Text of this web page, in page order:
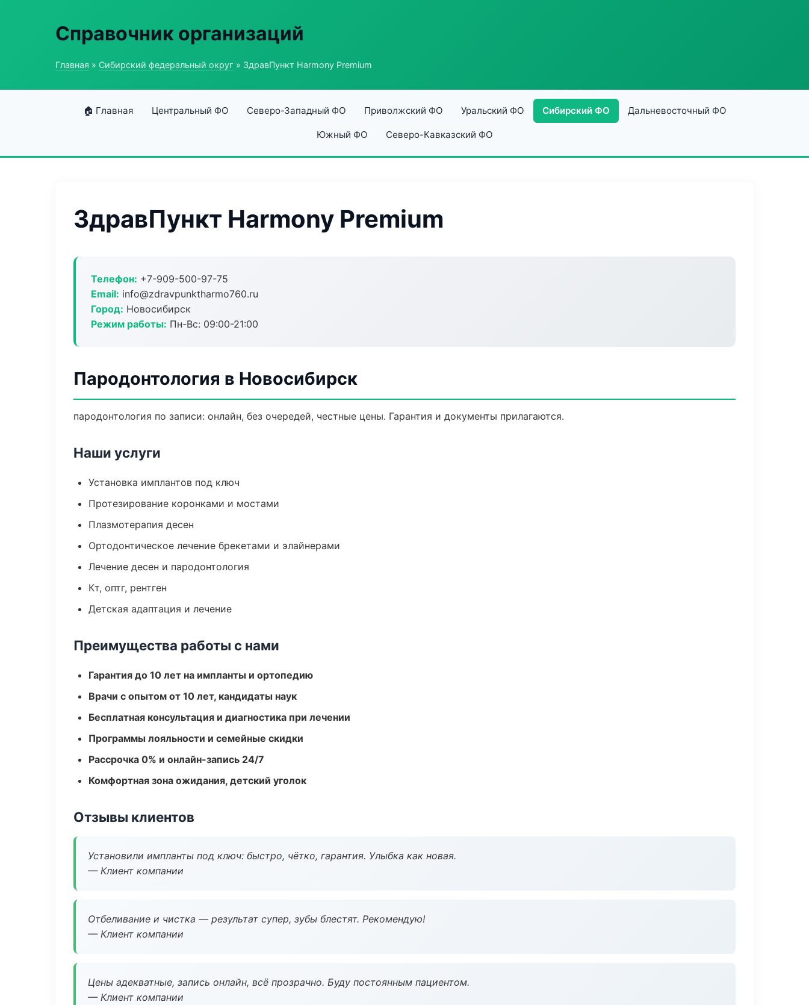
Справочник организаций
Главная » Сибирский федеральный округ » ЗдравПункт Harmony Premium
🏠 Главная Центральный ФО Северо-Западный ФО Приволжский ФО Уральский ФО Сибирский ФО Дальневосточный ФО
Южный ФО Северо-Кавказский ФО
ЗдравПункт Harmony Premium
Телефон: +7-909-500-97-75
Email: info@zdravpunktharmo760.ru
Город: Новосибирск
Режим работы: Пн-Вс: 09:00-21:00
Пародонтология в Новосибирск
пародонтология по записи: онлайн, без очередей, честные цены. Гарантия и документы прилагаются.
Наши услуги
Установка имплантов под ключ
Протезирование коронками и мостами
Плазмотерапия десен
Ортодонтическое лечение брекетами и элайнерами
Лечение десен и пародонтология
Кт, оптг, рентген
Детская адаптация и лечение
Преимущества работы с нами
Гарантия до 10 лет на импланты и ортопедию
Врачи с опытом от 10 лет, кандидаты наук
Бесплатная консультация и диагностика при лечении
Программы лояльности и семейные скидки
Рассрочка 0% и онлайн-запись 24/7
Комфортная зона ожидания, детский уголок
Отзывы клиентов
Установили импланты под ключ: быстро, чётко, гарантия. Улыбка как новая.
— Клиент компании
Отбеливание и чистка — результат супер, зубы блестят. Рекомендую!
— Клиент компании
Цены адекватные, запись онлайн, всё прозрачно. Буду постоянным пациентом.
— Клиент компании